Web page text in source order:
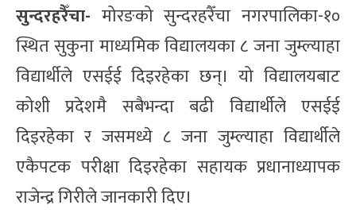
सुन्दरहरैँचा- मोरङको सुन्दरहरैँचा नगरपालिका-१०
स्थित सुकुना माध्यमिक विद्यालयका ८ जना जुम्ल्याहा
विद्यार्थीले एसईई दिइरहेका छन्। यो विद्यालयबाट
कोशी प्रदेशमै सबैभन्दा बढी विद्यार्थीले एसईई
दिइरहेका र जसमध्ये ८ जना जुम्ल्याहा विद्यार्थीले
एकैपटक परीक्षा दिइरहेका सहायक प्रधानाध्यापक
राजेन्द्र गिरीले जानकारी दिए।